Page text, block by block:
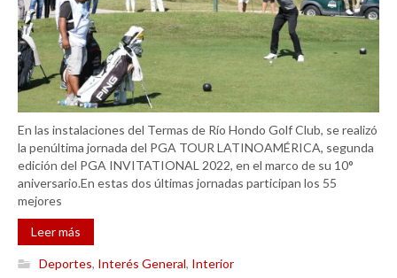
En las instalaciones del Termas de Río Hondo Golf Club, se realizó
la penúltima jornada del PGA TOUR LATINOAMÉRICA, segunda
edición del PGA INVITATIONAL 2022, en el marco de su 10°
aniversario.En estas dos últimas jornadas participan los 55
mejores
Leer más
Deportes, Interés General, Interior